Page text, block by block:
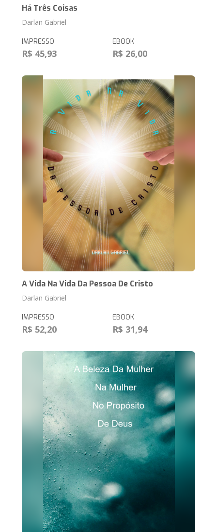
Há Três Coisas
Darlan Gabriel
IMPRESSO
R$ 45,93
EBOOK
R$ 26,00
A Vida Na Vida Da Pessoa De Cristo
Darlan Gabriel
IMPRESSO
R$ 52,20
EBOOK
R$ 31,94